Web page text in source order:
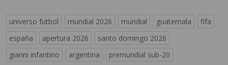
universo futbol mundial 2026 mundial guatemala
fifa
españa
apertura 2026
santo domingo 2026
gianni infantino
argentina premundial sub-20